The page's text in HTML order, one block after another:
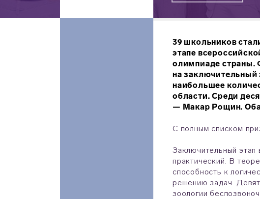
39 школьников
этапе
олимпиаде страны.
на заключительный
наибольшее
области. Среди
— Макар Рощин. Оба
С полным списком
Заключительный
практический. В
способность к
решению задач.
зоологии